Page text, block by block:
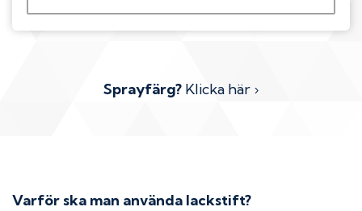
Sprayfärg? Klicka här ›
Varför ska man använda lackstift?